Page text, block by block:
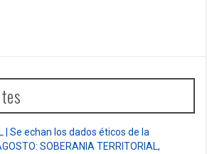
| Se echan los dados éticos de la
SOBERANIA TERRITORIAL,